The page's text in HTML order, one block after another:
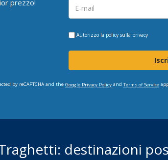
prezzo!
Autorizzo la policy sulla privacy
by reCAPTCHA and the Google Privacy Policyand Terms of Service
destinazioni